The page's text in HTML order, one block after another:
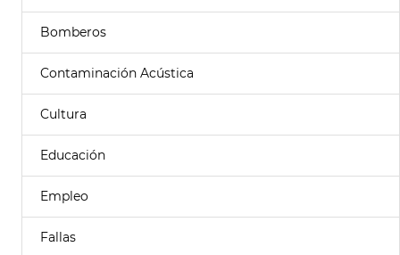
Bomberos
Contaminación Acústica
Cultura
Educación
Empleo
Fallas